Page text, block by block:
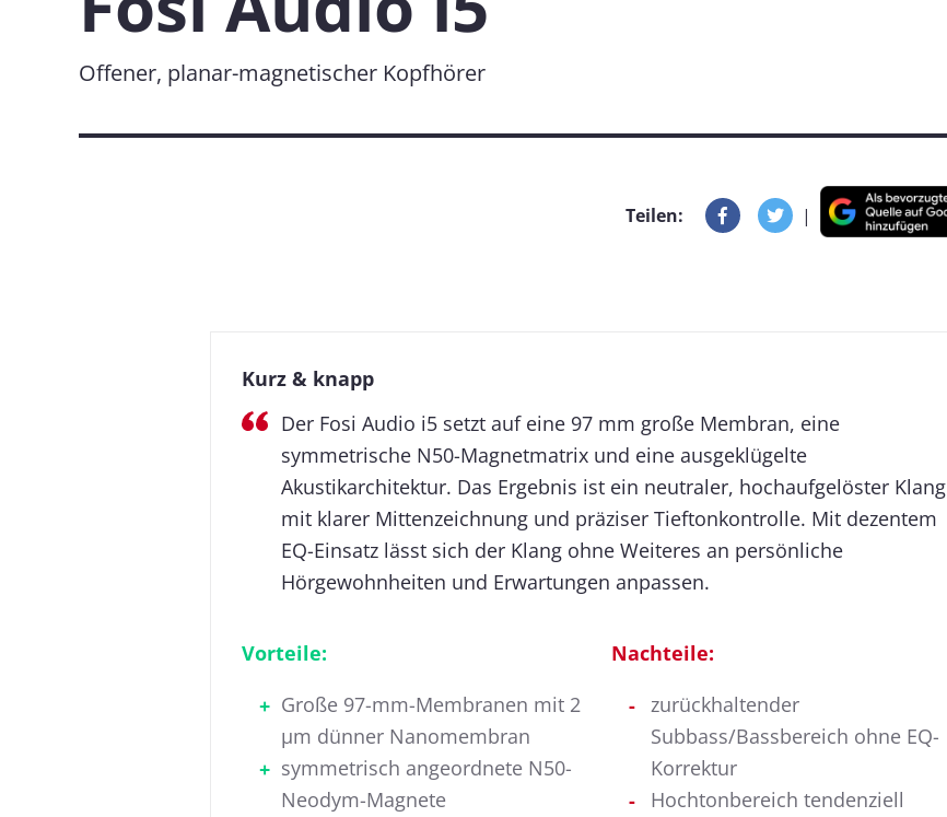
Offener, planar-magnetischer Kopfhörer
Teilen: |
Kurz & knapp
Der Fosi Audio i5 setzt auf eine 97 mm große Membran, eine
symmetrische N50-Magnetmatrix und eine ausgeklügelte
Akustikarchitektur. Das Ergebnis ist ein neutraler, hochaufgelöster Klang
mit klarer Mittenzeichnung und präziser Tieftonkontrolle. Mit dezentem
EQ-Einsatz lässt sich der Klang ohne Weiteres an persönliche
Hörgewohnheiten und Erwartungen anpassen.
Vorteile:
Große 97-mm-Membranen mit 2
µm dünner Nanomembran
symmetrisch angeordnete N50-
Neodym-Magnete
Nachteile:
zurückhaltender
Subbass/Bassbereich ohne EQ-
Korrektur
Hochtonbereich tendenziell